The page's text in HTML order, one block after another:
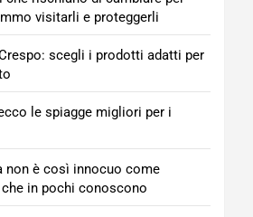
visitarli e proteggerli
scegli i prodotti adatti per
le spiagge migliori per i
non è così innocuo come
in pochi conoscono